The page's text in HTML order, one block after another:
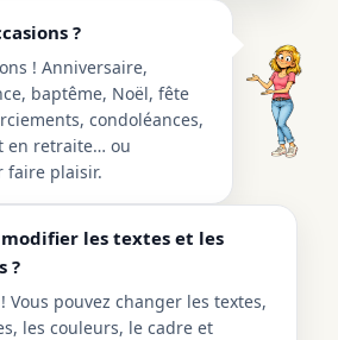
?
! Anniversaire,
baptême, Noël, fête
condoléances,
en retraite… ou
faire plaisir.
modifier les textes et les
?
Vous pouvez changer les textes,
les couleurs, le cadre et